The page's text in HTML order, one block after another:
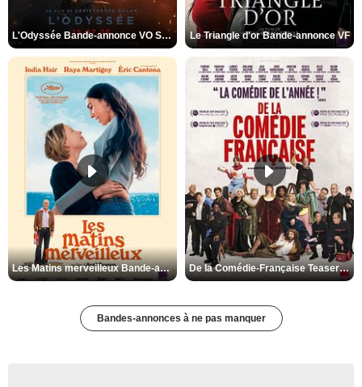
L'Odyssée Bande-annonce VO STFR Le Triangle d'or Bande-annonce VF
Les Matins merveilleux Bande-annonce VF De la Comédie-Française Teaser VF
Bandes-annonces à ne pas manquer